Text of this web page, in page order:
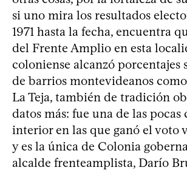
si uno mira los resultados
1971 hasta la fecha, encuentra
del Frente Amplio en esta
coloniense alcanzó porcentajes
de barrios montevideanos
La Teja, también de tradición
datos más: fue una de las pocas
interior en las que ganó el voto
y es la única de Colonia
alcalde frenteamplista, Darío